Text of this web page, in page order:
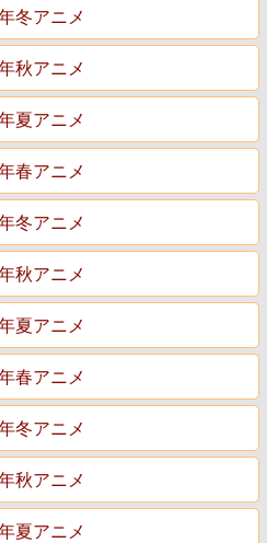
冬アニメ
秋アニメ
夏アニメ
春アニメ
冬アニメ
秋アニメ
夏アニメ
春アニメ
冬アニメ
秋アニメ
夏アニメ